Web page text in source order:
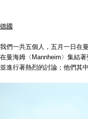
德國
我們一共五個人，五月一日在
在曼海姆〈Mannheim〉集結
並進行著熱烈的討論；他們其